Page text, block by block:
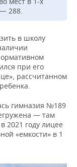
288.
в школу
при его
рассчитанном
гимназия №189
— там
2021 году лицее
«емкости» в 1